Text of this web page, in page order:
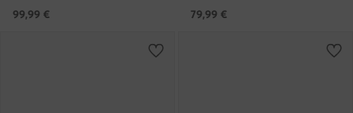
99,99 €
79,99 €